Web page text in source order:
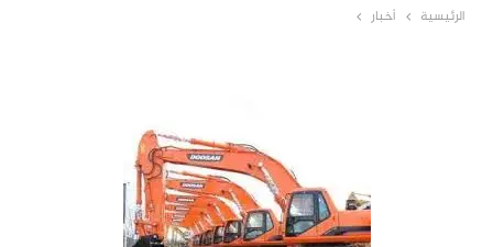
الرئيسية أخبار